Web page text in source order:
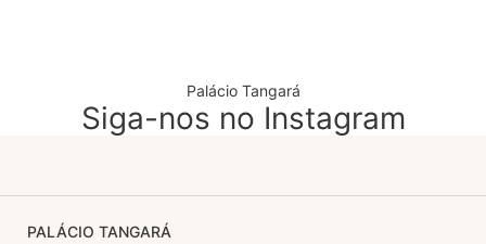
Palácio Tangará
Siga-nos no Instagram
PALÁCIO TANGARÁ